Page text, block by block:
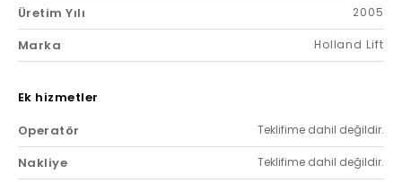
Üretim Yılı 2005
Marka Holland Lift
Ek hizmetler
Operatör
Teklifime dahil değildir.
Nakliye Teklifime dahil değildir.